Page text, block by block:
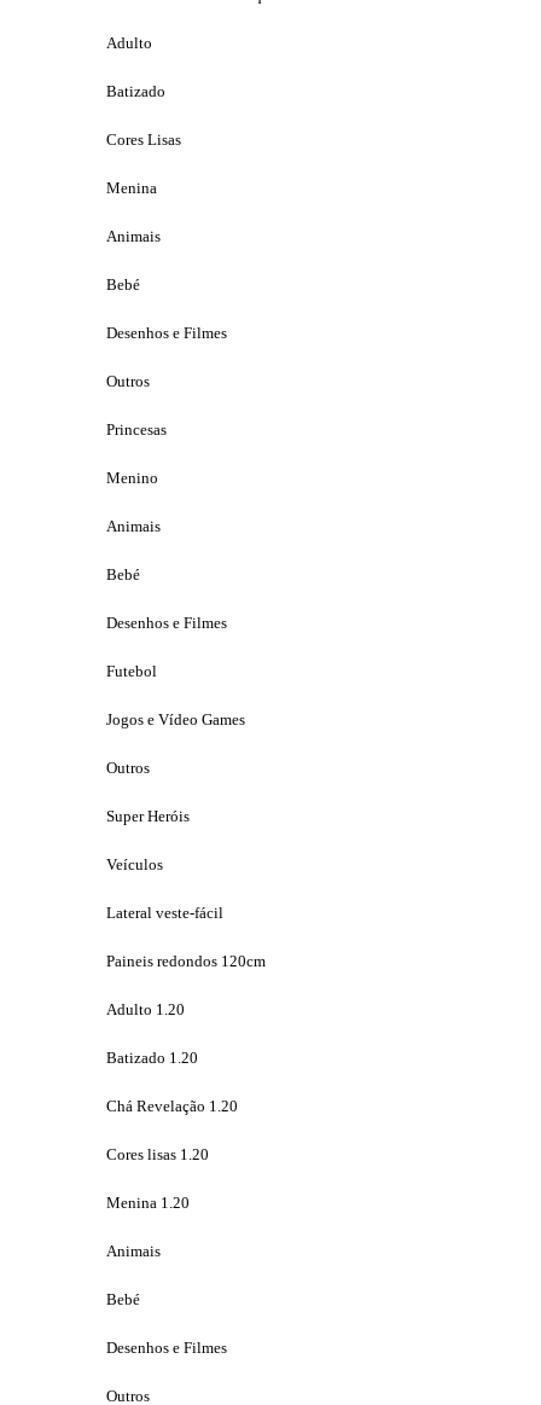
Adulto
Batizado
Cores Lisas
Menina
Animais
Bebé
Desenhos e Filmes
Outros
Princesas
Menino
Animais
Bebé
Desenhos e Filmes
Futebol
Jogos e Vídeo Games
Outros
Super Heróis
Veículos
Lateral veste-fácil
Paineis redondos 120cm
Adulto 1.20
Batizado 1.20
Chá Revelação 1.20
Cores lisas 1.20
Menina 1.20
Animais
Bebé
Desenhos e Filmes
Outros